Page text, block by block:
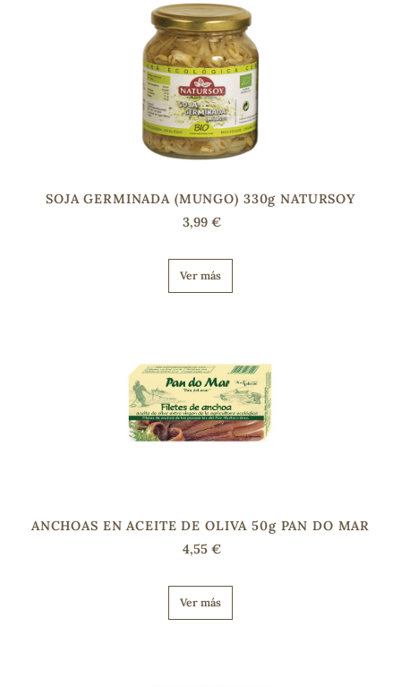
SOJA GERMINADA (MUNGO) 330g NATURSOY
3,99 €
Ver más
ANCHOAS EN ACEITE DE OLIVA 50g PAN DO MAR
4,55 €
Ver más